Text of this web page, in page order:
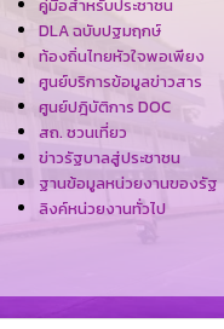
คู่มือสำหรับประชาชน
DLA ฉบับปฐมฤกษ์
ท้องถิ่นไทยหัวใจพอเพียง
ศูนย์บริการข้อมูลข่าวสาร
ศูนย์ปฎิบัติการ DOC
สถ. ชวนเที่ยว
ข่าวรัฐบาลสู่ประชาชน
ฐานข้อมูลหน่วยงานของรัฐ
ลิงค์หน่วยงานทั่วไป